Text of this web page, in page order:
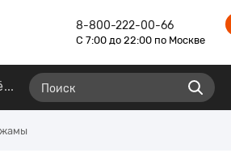
8-800-222-00-66
С 7:00 до 22:00 по Москве